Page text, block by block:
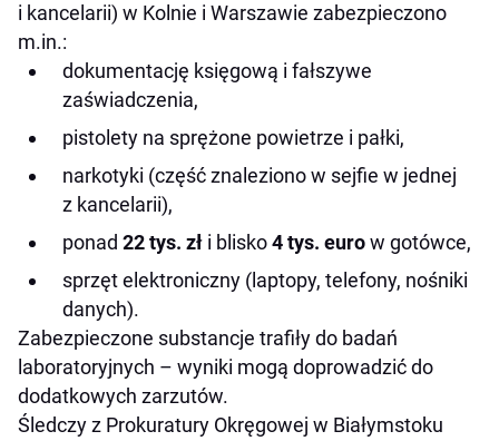
i kancelarii) w Kolnie i Warszawie zabezpieczono
m.in.:
dokumentację księgową i fałszywe
zaświadczenia,
pistolety na sprężone powietrze i pałki,
narkotyki (część znaleziono w sejfie w jednej
z kancelarii),
ponad 22 tys. zł i blisko4 tys. eurow gotówce,
sprzęt elektroniczny (laptopy, telefony, nośniki
danych).
Zabezpieczone substancje trafiły do badań
laboratoryjnych – wyniki mogą doprowadzić do
dodatkowych zarzutów.
Śledczy z Prokuratury Okręgowej w Białymstoku